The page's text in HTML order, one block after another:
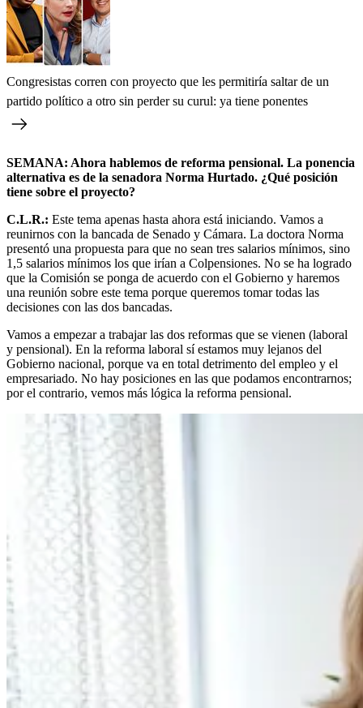
Congresistas corren con proyecto que les permitiría saltar de un
partido político a otro sin perder su curul: ya tiene ponentes
SEMANA: Ahora hablemos de reforma pensional. La ponencia
alternativa es de la senadora Norma Hurtado. ¿Qué posición
tiene sobre el proyecto?
C.L.R.: Este tema apenas hasta ahora está iniciando. Vamos a
reunirnos con la bancada de Senado y Cámara. La doctora Norma
presentó una propuesta para que no sean tres salarios mínimos, sino
1,5 salarios mínimos los que irían a Colpensiones. No se ha logrado
que la Comisión se ponga de acuerdo con el Gobierno y haremos
una reunión sobre este tema porque queremos tomar todas las
decisiones con las dos bancadas.
Vamos a empezar a trabajar las dos reformas que se vienen (laboral
y pensional). En la reforma laboral sí estamos muy lejanos del
Gobierno nacional, porque va en total detrimento del empleo y el
empresariado. No hay posiciones en las que podamos encontrarnos;
por el contrario, vemos más lógica la reforma pensional.